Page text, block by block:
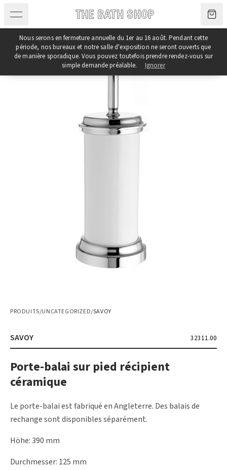
Nous serons en fermeture annuelle du 1er au 16 août. Pendant cette
période, nos bureaux et notre salle d'exposition ne seront ouverts que
de manière sporadique. Vous pouvez toutefois prendre rendez-vous sur
simple demande préalable.
Ignorer
PRODUITS/UNCATEGORIZED/SAVOY
SAVOY 32311.00
Porte-balai sur pied récipient
céramique
Le porte-balai est fabriqué en Angleterre. Des balais de
rechange sont disponibles séparément.
Höhe: 390 mm
Durchmesser: 125 mm